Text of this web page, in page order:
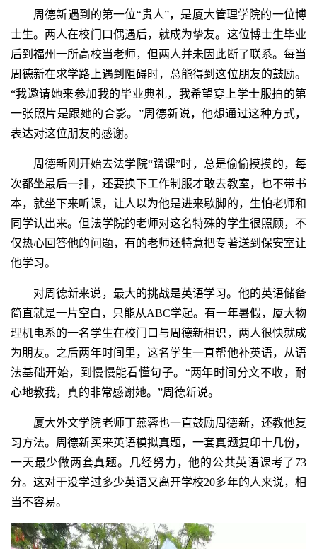
周德新遇到的第一位“贵人”，是厦大管理学院的一位博
士生。两人在校门口偶遇后，就成为挚友。这位博士生毕业
后到福州一所高校当老师，但两人并未因此断了联系。每当
周德新在求学路上遇到阻碍时，总能得到这位朋友的鼓励。
“我邀请她来参加我的毕业典礼，我希望穿上学士服拍的第
一张照片是跟她的合影。”周德新说，他想通过这种方式，
表达对这位朋友的感谢。
周德新刚开始去法学院“蹭课”时，总是偷偷摸摸的，每
次都坐最后一排，还要换下工作制服才敢去教室，也不带书
本，就坐下来听课，让人以为他是进来歇脚的，生怕老师和
同学认出来。但法学院的老师对这名特殊的学生很照顾，不
仅热心回答他的问题，有的老师还特意把专著送到保安室让
他学习。
对周德新来说，最大的挑战是英语学习。他的英语储备
简直就是一片空白，只能从ABC学起。有一年暑假，厦大物
理机电系的一名学生在校门口与周德新相识，两人很快就成
为朋友。之后两年时间里，这名学生一直帮他补英语，从语
法基础开始，到慢慢能看懂句子。“两年时间分文不收，耐
心地教我，真的非常感谢她。”周德新说。
厦大外文学院老师丁燕蓉也一直鼓励周德新，还教他复
习方法。周德新买来英语模拟真题，一套真题复印十几份，
一天最少做两套真题。几经努力，他的公共英语课考了73
分。这对于没学过多少英语又离开学校20多年的人来说，相
当不容易。